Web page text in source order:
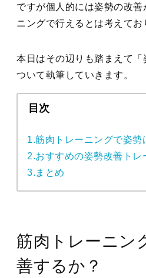
ですが個人的には姿勢の改
ニングで行えるとは考えてお
本日はその辺りも踏まえて
ついて執筆していきます。
目次
1.筋肉トレーニングで姿勢
2.おすすめの姿勢改善トレ
3.まとめ
筋肉トレーニン
善するか？